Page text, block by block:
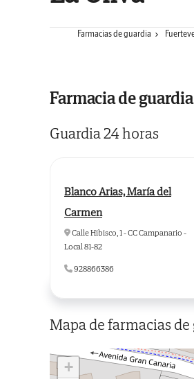
Farmacias de guardia
Farmacia de
Guardia 24 horas
Blanco Arias, María del
Carmen
Calle Hibisco, 1 - CC Campanario -
Local 81-82
928866386
Mapa de farmacias
+